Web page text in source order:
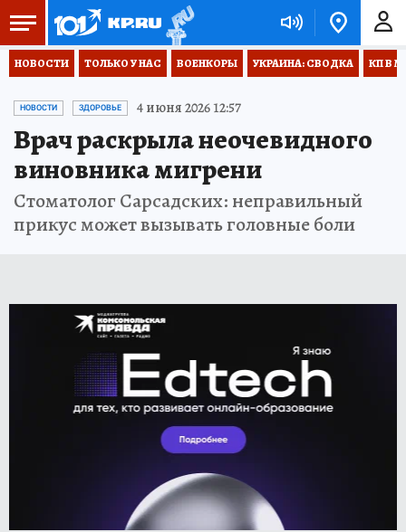
НОВОСТИ ТОЛЬКО У НАС ВОЕНКОРЫ УКРАИНА: СВОДКА КП В
НОВОСТИ ЗДОРОВЬЕ 4 июня 2026 12:57
Врач раскрыла неочевидного
виновника мигрени
Стоматолог Сарсадских: неправильный
прикус может вызывать головные боли